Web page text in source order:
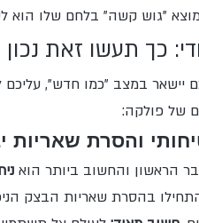
"גוש קשה" בלחם שלו הוא
כך תעשו זאת נכון
יישאר במצב "כמו חדש", עליכם
של פולקה:
הראשון והחשוב ביותר הוא
בהסרת שאריות הבצק